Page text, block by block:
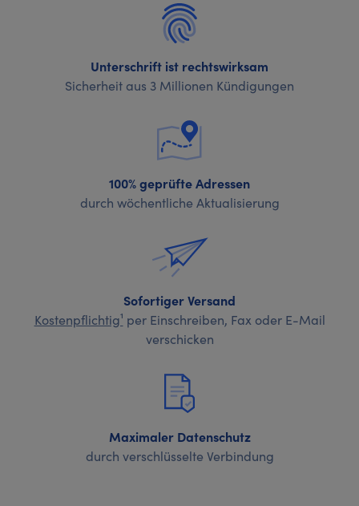
Unterschrift ist rechtswirksam
Sicherheit aus 3 Millionen Kündigungen
100% geprüfte Adressen
durch wöchentliche Aktualisierung
Sofortiger Versand
Kostenpflichtig¹ per Einschreiben, Fax oder E-Mail
verschicken
Maximaler Datenschutz
durch verschlüsselte Verbindung